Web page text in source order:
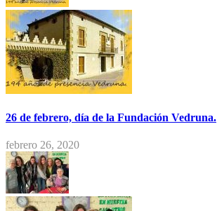
26 de febrero, día de la Fundación Vedruna.
febrero 26, 2020